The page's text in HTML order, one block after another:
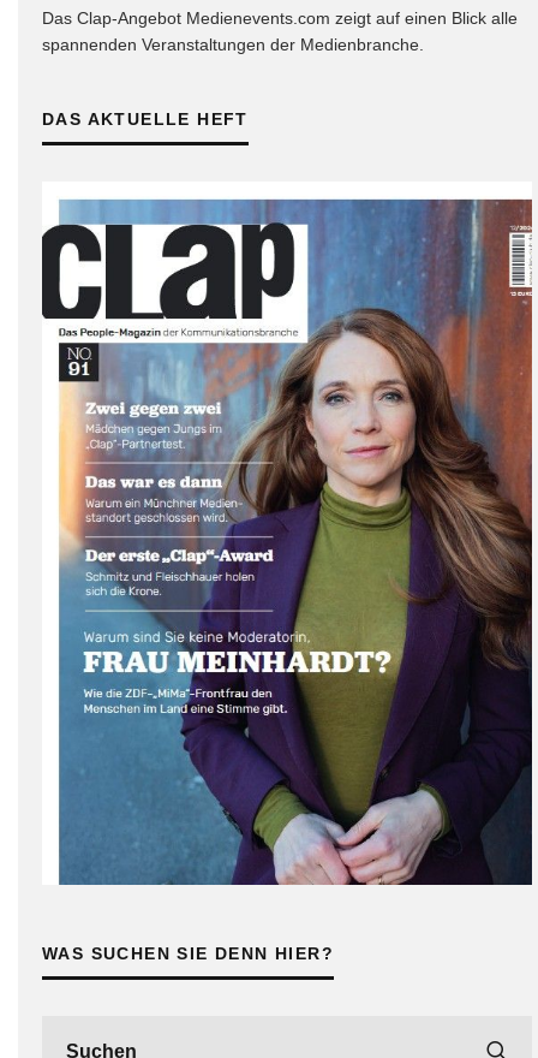
Das Clap-Angebot Medienevents.com zeigt auf einen Blick alle
spannenden Veranstaltungen der Medienbranche.
DAS AKTUELLE HEFT
WAS SUCHEN SIE DENN HIER?